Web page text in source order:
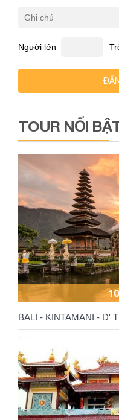
Người lớn
TOUR NỔI
BALI - KINTAMANI - D'